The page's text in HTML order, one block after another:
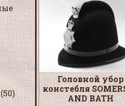
Головной убор
констебля
AND BATH